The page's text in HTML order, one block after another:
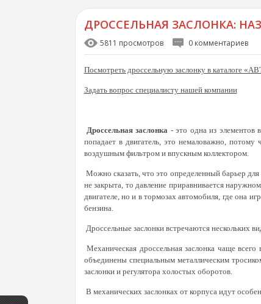
ДРОССЕЛЬНАЯ ЗАСЛОНКА:
5811 просмотров 0 комментариев
Посмотреть дроссельную заслонку в каталоге
Задать вопрос специалисту нашей компании
Дроссельная заслонка - это одна из элементов
попадает в двигатель, это немаловажно,
воздушным фильтром и впускным коллектором.
Можно сказать, что это определенный барьер
не закрыта, то давление приравнивается
двигателе, но и в тормозах автомобиля, где она
бензина.
Дроссельные заслонки встречаются нескольких
Механическая дроссельная заслонка чаще
объединены специальным металлическим
заслонки и регулятора холостых оборотов.
В механических заслонках от корпуса идут